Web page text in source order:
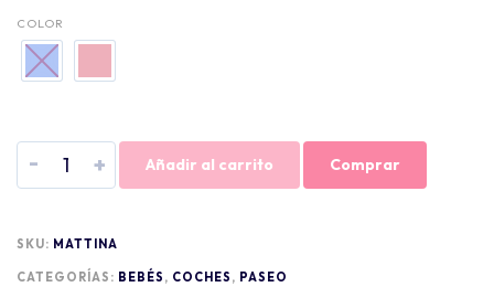
COLOR
- + Añadir al carrito Comprar
SKU: MATTINA
CATEGORÍAS: BEBÉS , COCHES , PASEO